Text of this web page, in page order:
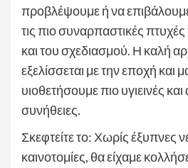
προβλέψουμε ή να
τις πιο συναρπαστικές πτυχές
και του σχεδιασμού. Η καλή
εξελίσσεται με την εποχή και
υιοθετήσουμε πιο υγιεινές
συνήθειες.
Σκεφτείτε το: Χωρίς έξυπνες
καινοτομίες, θα είχαμε